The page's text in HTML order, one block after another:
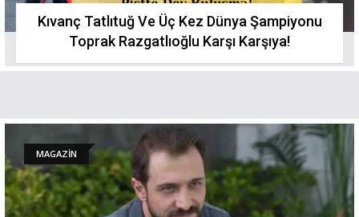
Kıvanç Tatlıtuğ Ve Üç Kez Dünya Şampiyonu
Toprak Razgatlıoğlu Karşı Karşıya!
MAGAZİN